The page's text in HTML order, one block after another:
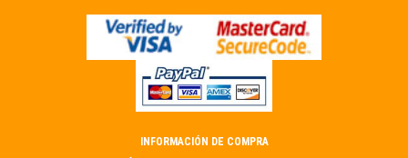
INFORMACIÓN DE COMPRA